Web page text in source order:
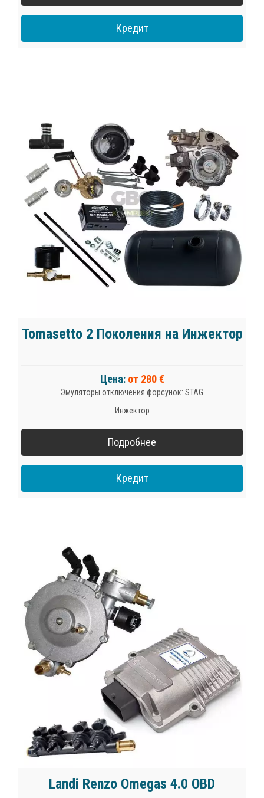
Кредит
Tomasetto 2 Поколения на Инжектор
Цена: от 280 €
Эмуляторы отключения форсунок: STAG
Инжектор
Подробнее
Кредит
Landi Renzo Omegas 4.0 OBD